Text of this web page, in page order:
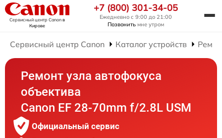
Сервисный центр Canonв
Кирове
+7 (800) 301-34-05
Ежедневно с 9:00 до 21:00
Позвонить мне утром
Сервисный центр Canon Каталог устройств
Ремонт узла автофокуса
объектива
Canon EF 28-70mm f/2.8L USM
Официальный сервис